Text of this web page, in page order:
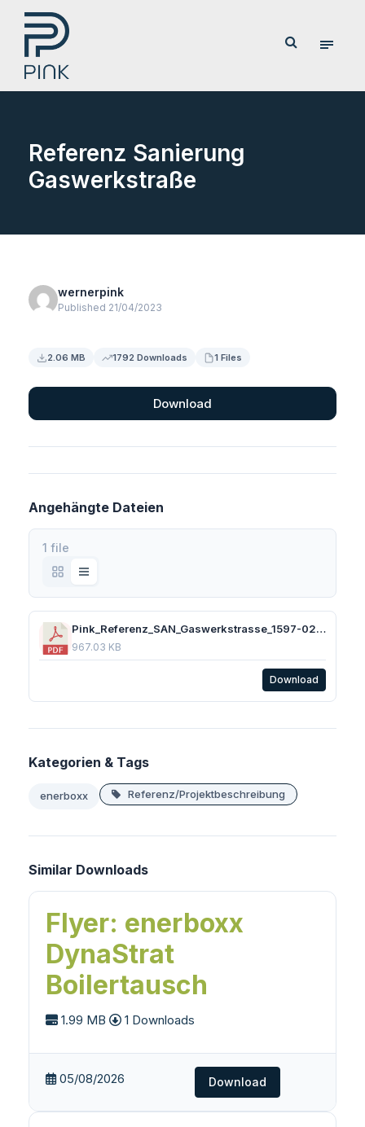
Referenz Sanierung
Gaswerkstraße
wernerpink
Published 21/04/2023
2.06 MB 1792 Downloads 1 Files
Download
Angehängte Dateien
1 file
Pink_Referenz_SAN_Gaswerkstrasse_1597-02.pdf
967.03 KB
Download
Kategorien & Tags
enerboxx Referenz/Projektbeschreibung
Similar Downloads
Flyer: enerboxx
DynaStrat
Boilertausch
1.99 MB 1 Downloads
05/08/2026 Download